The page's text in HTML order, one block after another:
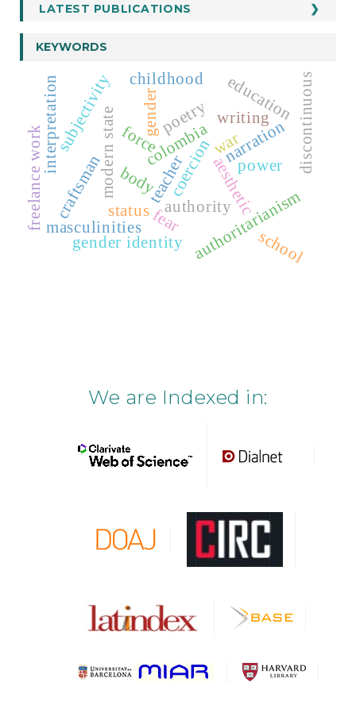
LATEST PUBLICATIONS
KEYWORDS
modern state colombia
coercionwar
writing
teacher
education
aesthetic
craftsman
narration
authoritarianism
authority
power
force
fear
body
gender identity
subjectivity
interpretation discontinuous
masculinities
gender
school
poetry
childhood
status
freelance work
We are Indexed in: